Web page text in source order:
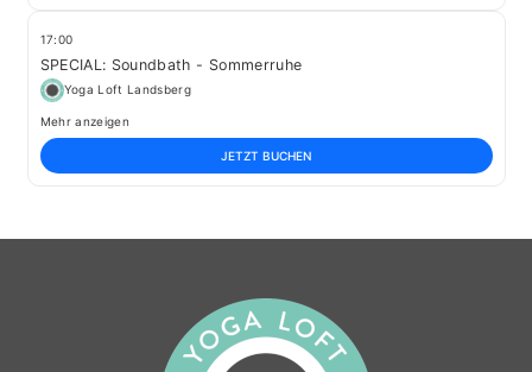
17:00
SPECIAL: Soundbath - Sommerruhe
Yoga Loft Landsberg
Mehr anzeigen
JETZT BUCHEN